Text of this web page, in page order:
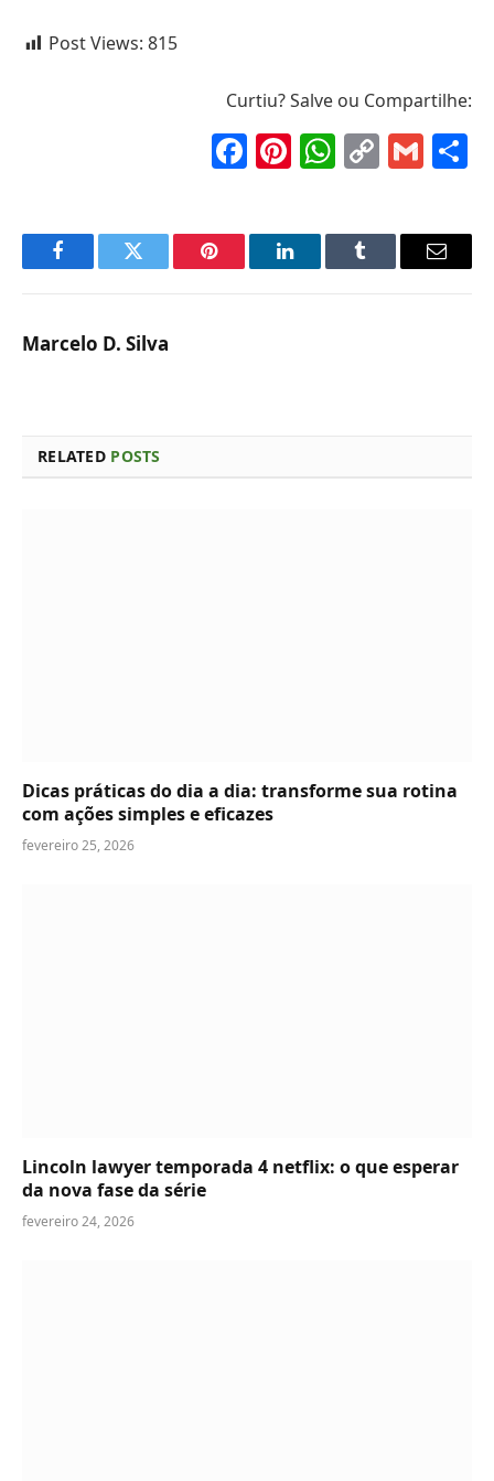
Post Views: 815
Curtiu? Salve ou Compartilhe:
Facebook
Pinterest
Copy
FacebookTwitter Pinterest LinkedInTumblr Email
Marcelo D. Silva
RELATED POSTS
Dicas práticas do dia a dia: transforme sua rotina
com ações simples e eficazes
fevereiro 25, 2026
Lincoln lawyer temporada 4 netflix: o que esperar
da nova fase da série
fevereiro 24, 2026